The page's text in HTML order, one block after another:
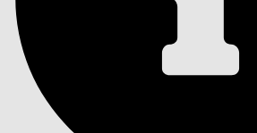
Vis innholdsfortegnelse